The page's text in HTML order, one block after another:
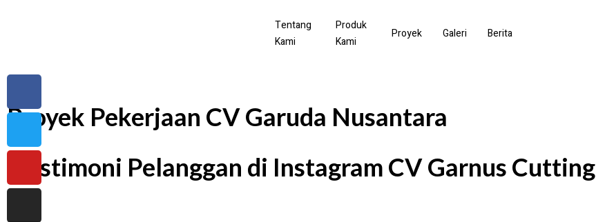
Tentang
Kami
Produk
Kami
Proyek Galeri Berita
Proyek Pekerjaan CV Garuda Nusantara
Testimoni Pelanggan di Instagram CV Garnus Cutting